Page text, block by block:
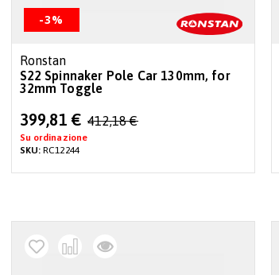
-3%
Ronstan
S22 Spinnaker Pole Car 130mm, for
32mm Toggle
Special
Price
399,81 € 412,18 €
Su ordinazione
SKU:RC12244